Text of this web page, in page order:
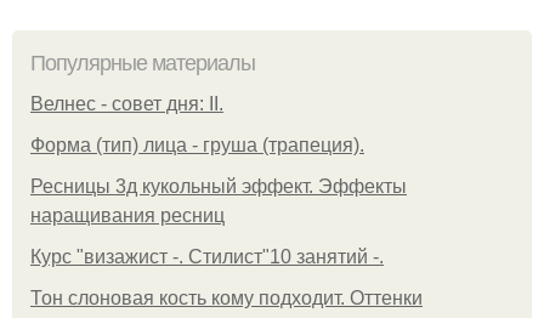
Популярные материалы
Велнес - совет дня: II.
Форма (тип) лица - груша (трапеция).
Ресницы 3д кукольный эффект. Эффекты
наращивания ресниц
Курс "визажист -. Стилист"10 занятий -.
Тон слоновая кость кому подходит. Оттенки